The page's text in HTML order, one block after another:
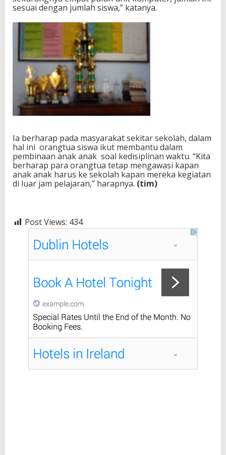
sesuai dengan jumlah siswa,” katanya.
Ia berharap pada masyarakat sekitar sekolah, dalam
hal ini orangtua siswa ikut membantu dalam
pembinaan anak anak soal kedisiplinan waktu. “Kita
berharap para orangtua tetap mengawasi kapan
anak anak harus ke sekolah kapan mereka kegiatan
di luar jam pelajaran,” harapnya. (tim)
Post Views: 434